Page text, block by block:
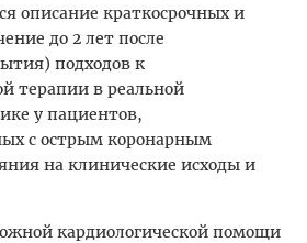
описание краткосрочных и
до 2 лет после
подходов к
терапии в реальной
у пациентов,
с острым коронарным
на клинические исходы и
кардиологической помощи